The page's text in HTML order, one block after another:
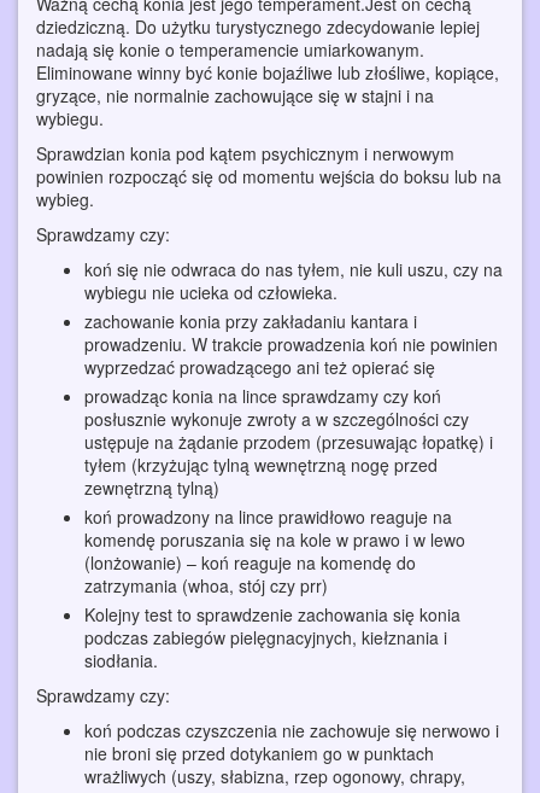
dziedziczną. Do użytku turystycznego zdecydowanie lepiej
nadają się konie o temperamencie umiarkowanym.
Eliminowane winny być konie bojaźliwe lub złośliwe, kopiące,
gryzące, nie normalnie zachowujące się w stajni i na
wybiegu.
Sprawdzian konia pod kątem psychicznym i nerwowym
powinien rozpocząć się od momentu wejścia do boksu lub na
wybieg.
Sprawdzamy czy:
koń się nie odwraca do nas tyłem, nie kuli uszu, czy na
wybiegu nie ucieka od człowieka.
zachowanie konia przy zakładaniu kantara i
prowadzeniu. W trakcie prowadzenia koń nie powinien
wyprzedzać prowadzącego ani też opierać się
prowadząc konia na lince sprawdzamy czy koń
posłusznie wykonuje zwroty a w szczególności czy
ustępuje na żądanie przodem (przesuwając łopatkę) i
tyłem (krzyżując tylną wewnętrzną nogę przed
zewnętrzną tylną)
koń prowadzony na lince prawidłowo reaguje na
komendę poruszania się na kole w prawo i w lewo
(lonżowanie) – koń reaguje na komendę do
zatrzymania (whoa, stój czy prr)
Kolejny test to sprawdzenie zachowania się konia
podczas zabiegów pielęgnacyjnych, kiełznania i
siodłania.
Sprawdzamy czy:
koń podczas czyszczenia nie zachowuje się nerwowo i
nie broni się przed dotykaniem go w punktach
wrażliwych (uszy, słabizna, rzep ogonowy, chrapy,